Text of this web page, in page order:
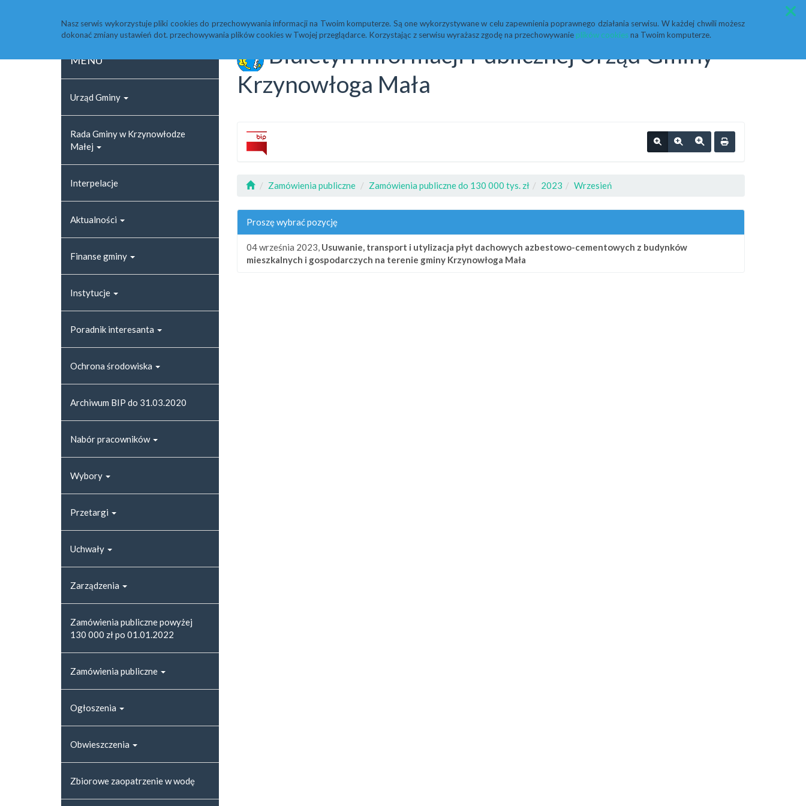
Nasz serwis wykorzystuje pliki cookies do przechowywania informacji na Twoim komputerze. Są one wykorzystywane w celu zapewnienia poprawnego działania serwisu. W każdej chwili możesz
dokonać zmiany ustawień dot. przechowywania plików cookies w Twojej przeglądarce. Korzystając z serwisu wyrażasz zgodę na przechowywanie plików cookiesna Twoim komputerze.
MENU
Urząd Gminy
Rada Gminy w Krzynowłodze
Małej
Interpelacje
Aktualności
Finanse gminy
Instytucje
Poradnik interesanta
Ochrona środowiska
Archiwum BIP do 31.03.2020
Nabór pracowników
Wybory
Przetargi
Uchwały
Zarządzenia
Zamówienia publiczne powyżej
130 000 zł po 01.01.2022
Zamówienia publiczne
Ogłoszenia
Obwieszczenia
Zbiorowe zaopatrzenie w wodę
Biuletyn Informacji Publicznej Urząd Gminy
Krzynowłoga Mała
Zamówienia publiczne Zamówienia publiczne do 130 000 tys. zł 2023 Wrzesień
Proszę wybrać pozycję
04 września 2023, Usuwanie, transport i utylizacja płyt dachowych azbestowo-cementowych z budynków
mieszkalnych i gospodarczych na terenie gminy Krzynowłoga Mała